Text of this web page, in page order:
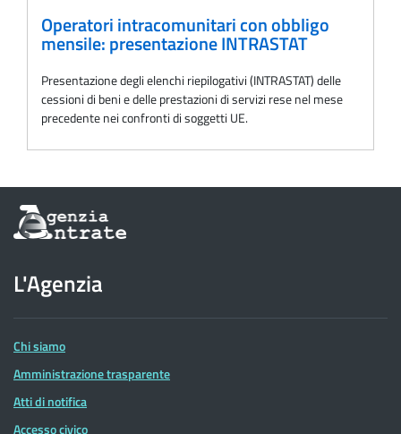
Operatori intracomunitari con obbligo
mensile: presentazione INTRASTAT
Presentazione degli elenchi riepilogativi (INTRASTAT) delle
cessioni di beni e delle prestazioni di servizi rese nel mese
precedente nei confronti di soggetti UE.
Informazioni
sul
dell'Agenzia
delle
Entrate
L'Agenzia
Chi siamo
Amministrazione trasparente
Atti di notifica
Accesso civico